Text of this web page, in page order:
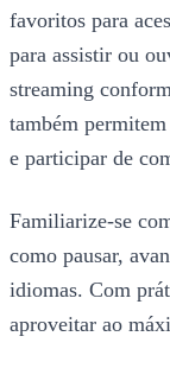
favoritos para
para assistir ou
streaming
também
e participar de
Familiarize-se
como pausar,
idiomas. Com
aproveitar ao